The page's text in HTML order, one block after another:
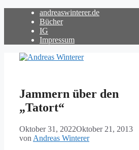
andreaswinterer.de
Bücher
IG
Impressum
Jammern über den
„Tatort“
Oktober 31, 2022Oktober 21, 2013
von Andreas Winterer